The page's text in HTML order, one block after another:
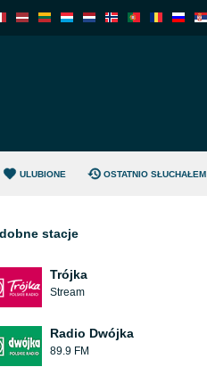
ULUBIONE OSTATNIO SŁUCHAŁEM
stacje
Trójka
Stream
Radio Dwójka
89.9 FM